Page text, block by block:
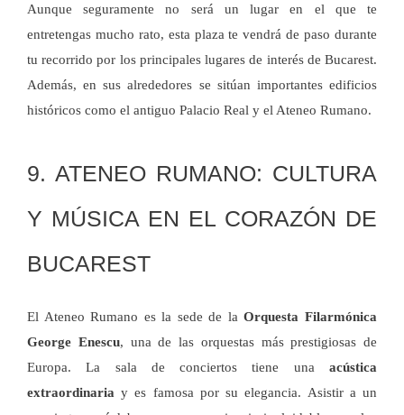
Aunque seguramente no será un lugar en el que te
entretengas mucho rato, esta plaza te vendrá de paso durante
tu recorrido por los principales lugares de interés de Bucarest.
Además, en sus alrededores se sitúan importantes edificios
históricos como el antiguo Palacio Real y el Ateneo Rumano.
9. ATENEO RUMANO: CULTURA
Y MÚSICA EN EL CORAZÓN DE
BUCAREST
El Ateneo Rumano es la sede de laOrquesta Filarmónica
George Enescu, una de las orquestas más prestigiosas de
Europa. La sala de conciertos tiene una acústica
extraordinaria y es famosa por su elegancia. Asistir a un